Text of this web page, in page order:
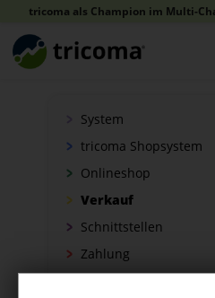
tricoma als Champion im Multi-
System
tricoma Shopsystem
Onlineshop
Verkauf
Schnittstellen
Zahlung